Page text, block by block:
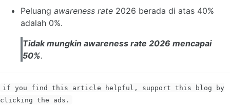
Peluang awareness rate 2026 berada di atas 40%
adalah 0%.
Tidak mungkin awareness rate 2026 mencapai
50%.
if you find this article helpful, support this blog by
clicking the ads.